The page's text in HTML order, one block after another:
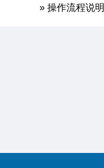
» 操作流程说明